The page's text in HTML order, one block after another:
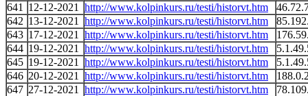
641
12-12-2021 http://www.kolpinkurs.ru/testi/historvt.htm
642 13-12-2021 http://www.kolpinkurs.ru/testi/historvt.htm
643 17-12-2021 http://www.kolpinkurs.ru/testi/historvt.htm
644 19-12-2021 http://www.kolpinkurs.ru/testi/historvt.htm
645 19-12-2021 http://www.kolpinkurs.ru/testi/historvt.htm
646 20-12-2021 http://www.kolpinkurs.ru/testi/historvt.htm
647 27-12-2021 http://www.kolpinkurs.ru/testi/historvt.htm